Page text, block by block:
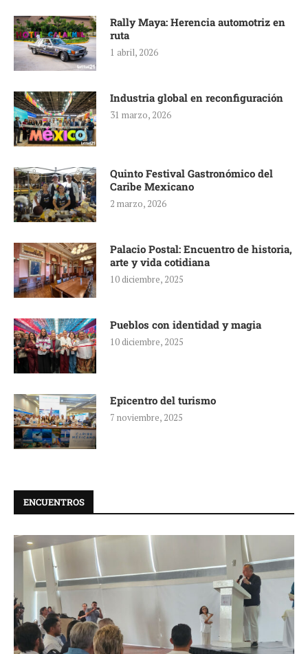
Rally Maya: Herencia automotriz en
ruta
1 abril, 2026
Industria global en reconfiguración
31 marzo, 2026
Quinto Festival Gastronómico del
Caribe Mexicano
2 marzo, 2026
Palacio Postal: Encuentro de historia,
arte y vida cotidiana
10 diciembre, 2025
Pueblos con identidad y magia
10 diciembre, 2025
Epicentro del turismo
7 noviembre, 2025
ENCUENTROS